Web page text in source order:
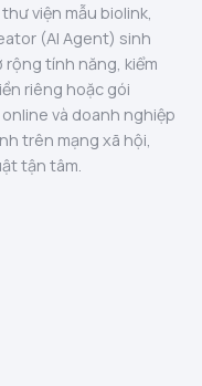
viện mẫu biolink,
(AI Agent) sinh
rộng tính năng, kiểm
riêng hoặc gói
và doanh nghiệp
trên mạng xã hội,
tận tâm.